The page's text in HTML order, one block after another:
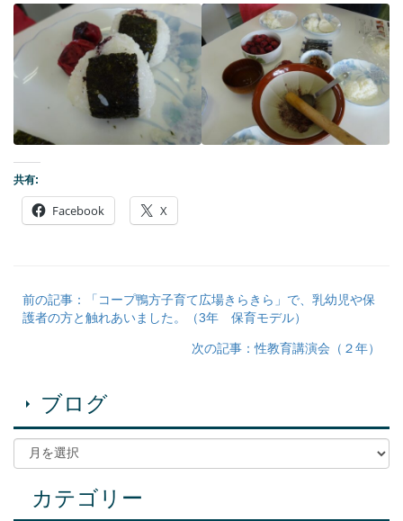
共有:
Facebook X
前の記事：「コープ鴨方子育て広場きらきら」で、乳幼児や保
護者の方と触れあいました。（3年 保育モデル）
次の記事：性教育講演会（２年）
ブログ
カテゴリー